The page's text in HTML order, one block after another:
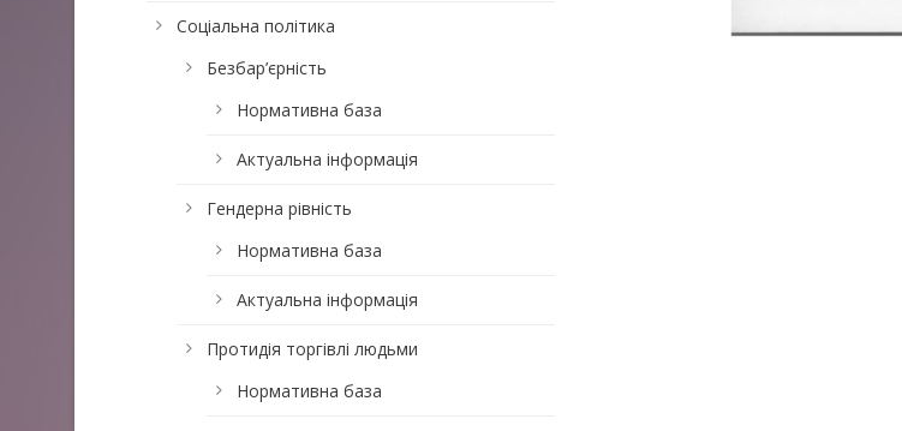
Соціальна політика
Безбар’єрність
Нормативна база
Актуальна інформація
Гендерна рівність
Нормативна база
Актуальна інформація
Протидія торгівлі людьми
Нормативна база